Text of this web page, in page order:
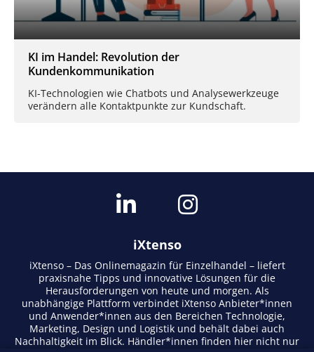
KI im Handel: Revolution der
Kundenkommunikation
KI-Technologien wie Chatbots und Analysewerkzeuge
verändern alle Kontaktpunkte zur Kundschaft.
iXtenso
iXtenso – Das Onlinemagazin für Einzelhandel – liefert
praxisnahe Tipps und innovative Lösungen für die
Herausforderungen von heute und morgen. Als
unabhängige Plattform verbindet iXtenso Anbieter*innen
und Anwender*innen aus den Bereichen Technologie,
Marketing, Design und Logistik und behält dabei auch
Nachhaltigkeit im Blick. Händler*innen finden hier nicht nur